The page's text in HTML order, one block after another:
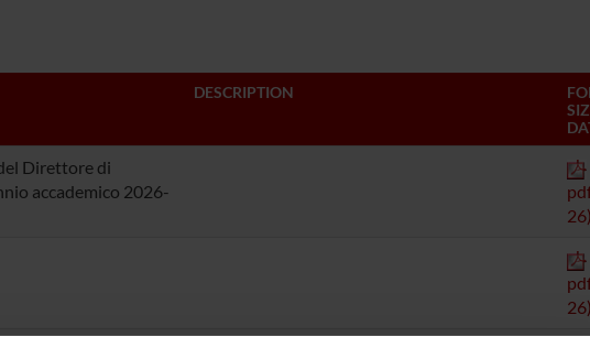
DESCRIPTION
Direttore di
accademico 2026-
26)
26)